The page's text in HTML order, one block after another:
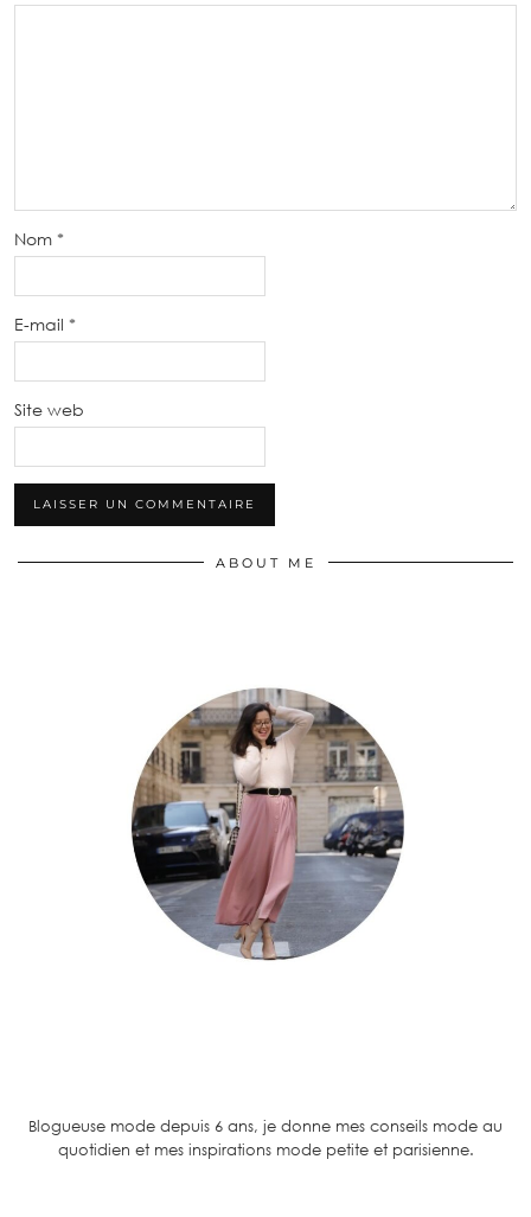
Nom *
E-mail *
Site web
ABOUT ME
Blogueuse mode depuis 6 ans, je donne mes conseils mode au
quotidien et mes inspirations mode petite et parisienne.